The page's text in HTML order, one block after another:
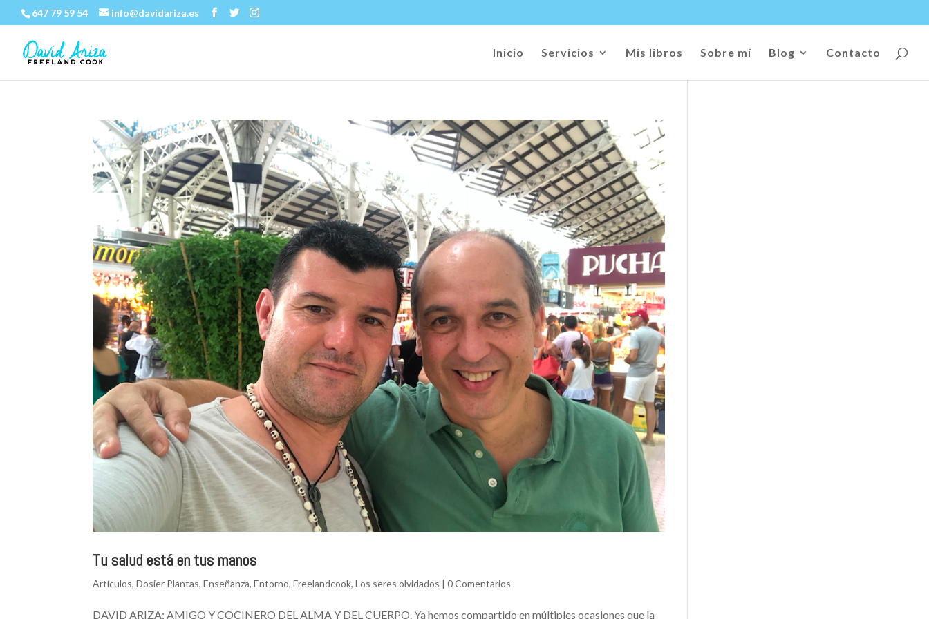
647 79 59 54 info@davidariza.es
Inicio Servicios Mis libros Sobre mí Blog Contacto
Tu salud está en tus manos
Artículos,Dosier Plantas,Enseñanza,Entorno,Freelandcook,Los seres olvidados |0 Comentarios
DAVID ARIZA: AMIGO Y COCINERO DEL ALMA Y DEL CUERPO. Ya hemos compartido en múltiples ocasiones que la